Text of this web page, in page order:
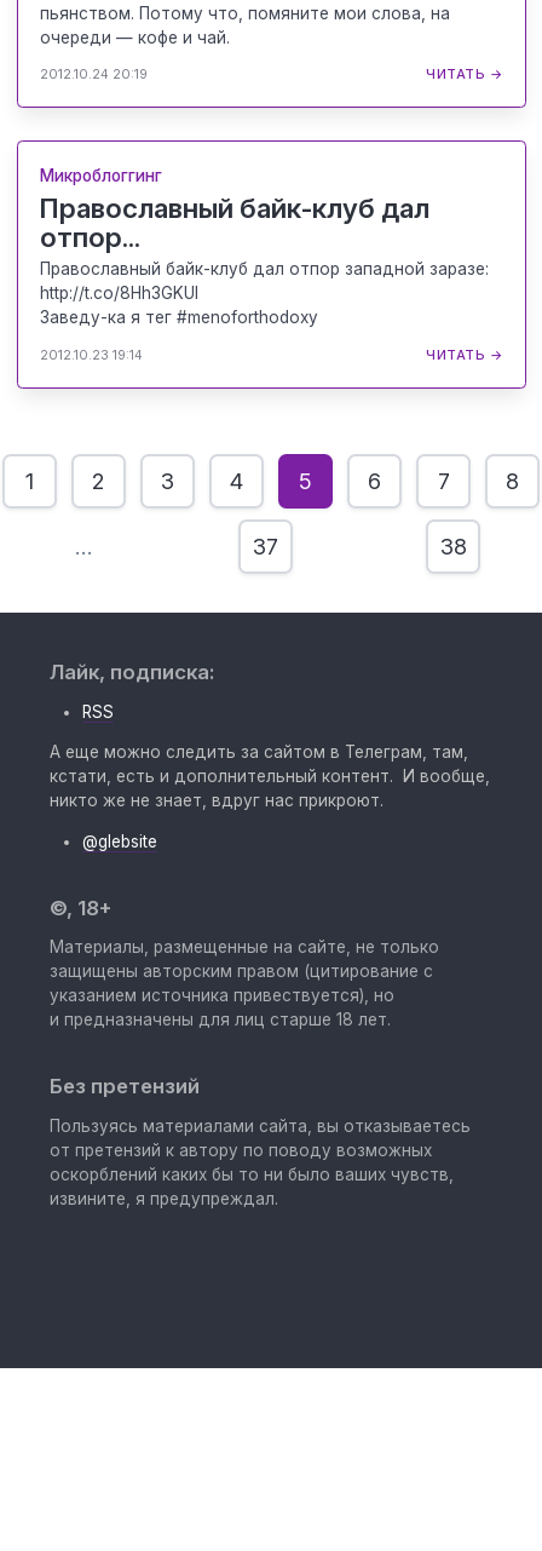
пьянством. Потому что, помяните мои слова, на
очереди — кофе и чай.
2012.10.24 20:19 ЧИТАТЬ →
Микроблоггинг
Православный байк-клуб дал
отпор...
Православный байк-клуб дал отпор западной заразе:
http://t.co/8Hh3GKUl
Заведу-ка я тег #menoforthodoxy
2012.10.23 19:14 ЧИТАТЬ →
1 2 3 4 5 6 7 8
… 37 38
Лайк, подписка:
RSS
А еще можно следить за сайтом в Телеграм, там,
кстати, есть и дополнительный контент. И вообще,
никто же не знает, вдруг нас прикроют.
@glebsite
©, 18+
Материалы, размещенные на сайте, не только
защищены авторским правом (цитирование с
указанием источника привествуется), но
и предназначены для лиц старше 18 лет.
Без претензий
Пользуясь материалами сайта, вы отказываетесь
от претензий к автору по поводу возможных
оскорблений каких бы то ни было ваших чувств,
извините, я предупреждал.